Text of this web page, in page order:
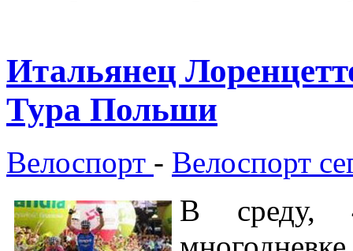
Итальянец
Тура Польши
Велоспорт - Велоспорт
В среду,